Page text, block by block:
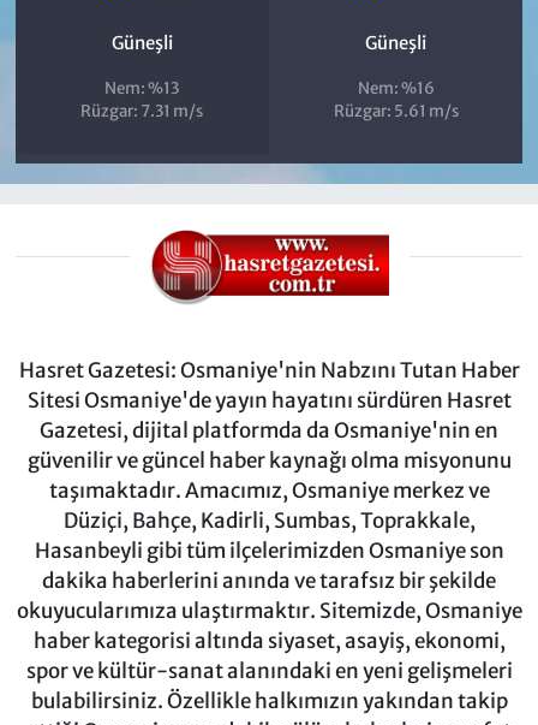
Güneşli
Nem: %13
Rüzgar: 7.31 m/s
Güneşli
Nem: %16
Rüzgar: 5.61 m/s
Hasret Gazetesi: Osmaniye'nin Nabzını Tutan Haber
Sitesi Osmaniye'de yayın hayatını sürdüren Hasret
Gazetesi, dijital platformda da Osmaniye'nin en
güvenilir ve güncel haber kaynağı olma misyonunu
taşımaktadır. Amacımız, Osmaniye merkez ve
Düziçi, Bahçe, Kadirli, Sumbas, Toprakkale,
Hasanbeyli gibi tüm ilçelerimizden Osmaniye son
dakika haberlerini anında ve tarafsız bir şekilde
okuyucularımıza ulaştırmaktır. Sitemizde, Osmaniye
haber kategorisi altında siyaset, asayiş, ekonomi,
spor ve kültür-sanat alanındaki en yeni gelişmeleri
bulabilirsiniz. Özellikle halkımızın yakından takip